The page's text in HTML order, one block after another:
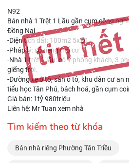
N92
Bán nhà 1 Trệt 1 Lầu gần cụm công
Đồng Nai
-Diện tích đất: 100m2 5x20
-Pháp lý: sổ riêng thổ cư
-Nhà 1 trệt 1 lầu: có 1 phòng khách, 3
giếng trời.
-Đường xe ô tô, sân ô tô, khu dân cư an
tiểu học Tân Phú, bách hoá, gần cụm
Giá bán: 1tỷ 980triệu
Liên hệ: Mr Tuan xem nhà
Tìm kiếm theo từ khóa
Bán nhà riêng Phường Tân Triều